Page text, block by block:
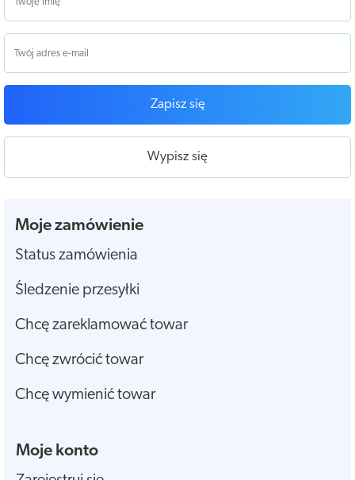
Zapisz się
Wypisz się
Moje zamówienie
Status zamówienia
Śledzenie przesyłki
Chcę zareklamować towar
Chcę zwrócić towar
Chcę wymienić towar
Moje konto